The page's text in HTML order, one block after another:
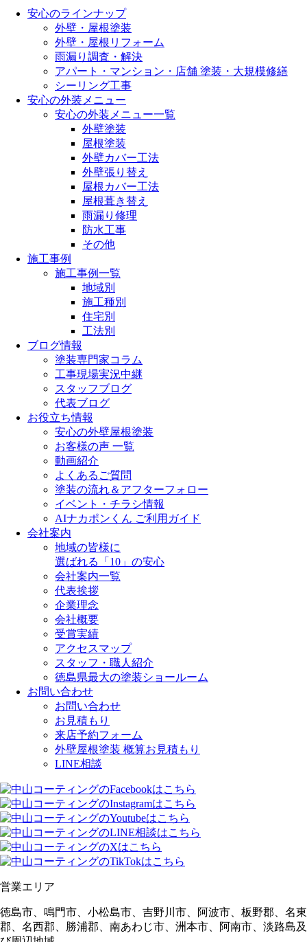
安心のラインナップ
外壁・屋根塗装
外壁・屋根リフォーム
雨漏り調査・解決
アパート・マンション・店舗 塗装・大規模修繕
シーリング工事
安心の外装メニュー
安心の外装メニュー一覧
外壁塗装
屋根塗装
外壁カバー工法
外壁張り替え
屋根カバー工法
屋根葺き替え
雨漏り修理
防水工事
その他
施工事例
施工事例一覧
地域別
施工種別
住宅別
工法別
ブログ情報
塗装専門家コラム
工事現場実況中継
スタッフブログ
代表ブログ
お役立ち情報
安心の外壁屋根塗装
お客様の声 一覧
動画紹介
よくあるご質問
塗装の流れ＆アフターフォロー
イベント・チラシ情報
AIナカポンくん ご利用ガイド
会社案内
地域の皆様に
選ばれる「10」の安心
会社案内一覧
代表挨拶
企業理念
会社概要
受賞実績
アクセスマップ
スタッフ・職人紹介
徳島県最大の塗装ショールーム
お問い合わせ
お問い合わせ
お見積もり
来店予約フォーム
外壁屋根塗装 概算お見積もり
LINE相談
営業エリア
徳島市、鳴門市、小松島市、吉野川市、阿波市、板野郡、名東
郡、名西郡、勝浦郡、南あわじ市、洲本市、阿南市、淡路島及